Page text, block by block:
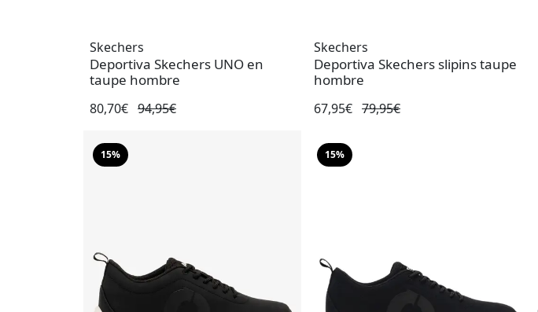
Skechers
Deportiva Skechers UNO en
taupe hombre
80,70€ 94,95€
Skechers
Deportiva Skechers slipins taupe
hombre
67,95€ 79,95€
15% 15%